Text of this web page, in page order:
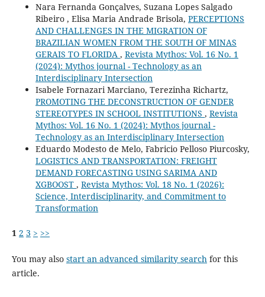
Nara Fernanda Gonçalves, Suzana Lopes Salgado
Ribeiro , Elisa Maria Andrade Brisola, PERCEPTIONS
AND CHALLENGES IN THE MIGRATION OF
BRAZILIAN WOMEN FROM THE SOUTH OF MINAS
GERAIS TO FLORIDA , Revista Mythos: Vol. 16 No. 1
(2024): Mythos journal - Technology as an
Interdisciplinary Intersection
Isabele Fornazari Marciano, Terezinha Richartz,
PROMOTING THE DECONSTRUCTION OF GENDER
STEREOTYPES IN SCHOOL INSTITUTIONS , Revista
Mythos: Vol. 16 No. 1 (2024): Mythos journal -
Technology as an Interdisciplinary Intersection
Eduardo Modesto de Melo, Fabricio Pelloso Piurcosky,
LOGISTICS AND TRANSPORTATION: FREIGHT
DEMAND FORECASTING USING SARIMA AND
XGBOOST , Revista Mythos: Vol. 18 No. 1 (2026):
Science, Interdisciplinarity, and Commitment to
Transformation
1 2 3 > >>
You may also start an advanced similarity search for this
article.